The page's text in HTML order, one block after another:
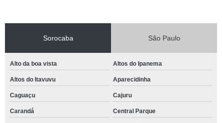
Sorocaba São Paulo
Alto da boa vista Altos do Ipanema
Altos do Itavuvu Aparecidinha
Caguaçu Cajuru
Carandá Central Parque